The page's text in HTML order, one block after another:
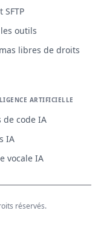
SFTP
outils
libres de droits
ARTIFICIELLE
de code IA
IA
vocale IA
réservés.